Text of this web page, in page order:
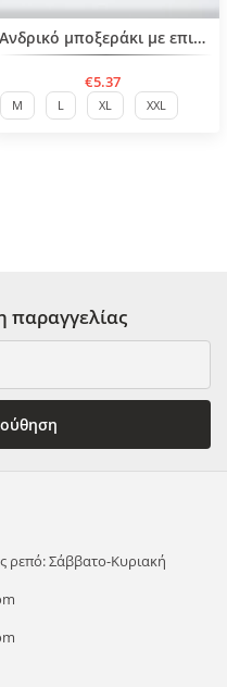
BESTSELLERΑνδρικό μποξεράκι με επιγραφή
€5.37
M L XL XXL
ρεπό: Σάββατο-Κυριακή